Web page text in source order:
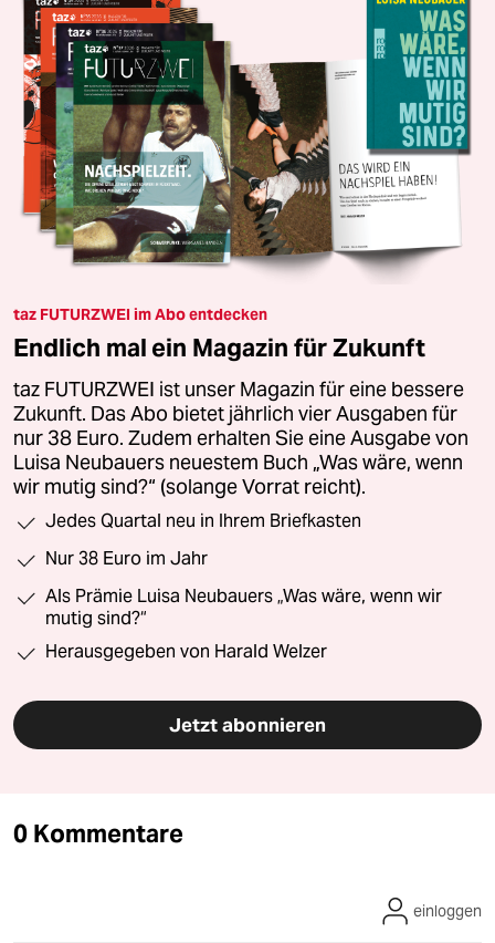
taz FUTURZWEI im Abo entdecken
Endlich mal ein Magazin für Zukunft
taz FUTURZWEI ist unser Magazin für eine bessere
Zukunft. Das Abo bietet jährlich vier Ausgaben für
nur 38 Euro. Zudem erhalten Sie eine Ausgabe von
Luisa Neubauers neuestem Buch „Was wäre, wenn
wir mutig sind?“ (solange Vorrat reicht).
Jedes Quartal neu in Ihrem Briefkasten
Nur 38 Euro im Jahr
Als Prämie Luisa Neubauers „Was wäre, wenn wir
mutig sind?“
Herausgegeben von Harald Welzer
Jetzt abonnieren
0 Kommentare
einloggen